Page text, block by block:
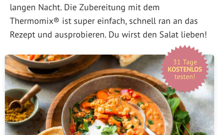
langen Nacht. Die Zubereitung mit dem
Thermomix® ist super einfach, schnell ran an das
Rezept und ausprobieren. Du wirst den Salat lieben!
31 Tage
KOSTENLOS
testen!